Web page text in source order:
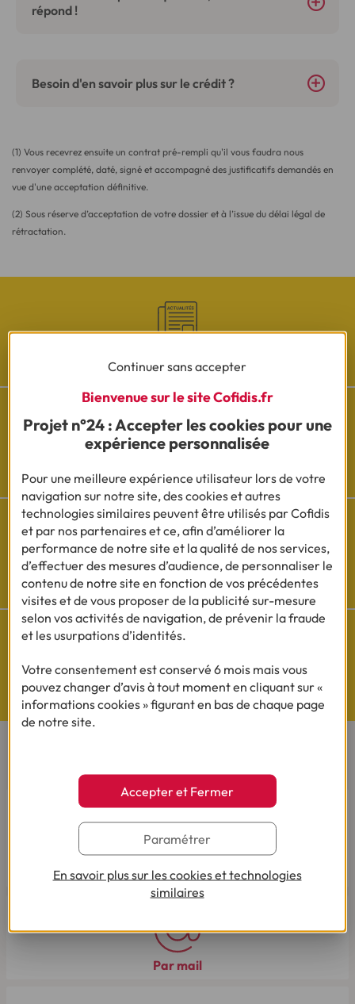
répond !
Besoin d'en savoir plus sur le crédit ?
(1) Vous recevrez ensuite un contrat pré-rempli qu'il vous faudra nous
renvoyer complété, daté, signé et accompagné des justificatifs demandés en
vue d'une acceptation définitive.
(2) Sous réserve d’acceptation de votre dossier et à l’issue du délai légal de
rétractation.
Découvrez l'espace questions/réponses
Cofidis sur les
réseaux sociaux
Questions de Budget
Nos études exclusives
Par téléphone
Du lundi au vendredi de 8h00 à 19h00
Le samedi de 8h00 à 14h00.
03 28 09 21 18(Appel non surtaxé - coût selon
opérateur).
Par mail
Continuer sans accepter
Bienvenue sur le site Cofidis.fr
Projet n°24 : Accepter les cookies pour une
expérience personnalisée
Pour une meilleure expérience utilisateur lors de votre
navigation sur notre site, des cookies et autres
technologies similaires peuvent être utilisés par Cofidis
et par nos partenaires et ce, afin d’améliorer la
performance de notre site et la qualité de nos services,
d’effectuer des mesures d’audience, de personnaliser le
contenu de notre site en fonction de vos précédentes
visites et de vous proposer de la publicité sur-mesure
selon vos activités de navigation, de prévenir la fraude
et les usurpations d’identités.
Votre consentement est conservé 6 mois mais vous
pouvez changer d’avis à tout moment en cliquant sur «
informations cookies » figurant en bas de chaque page
de notre site.
Accepter et Fermer
Paramétrer
En savoir plus sur les cookies et technologies
similaires